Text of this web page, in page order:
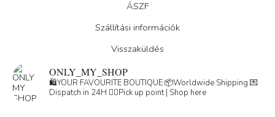
ÁSZF
Szállítási információk
Visszaküldés
ONLY_MY_SHOP
🛍️YOUR FAVOURITE BOUTIQUE📦Worldwide Shipping 💌
Dispatch in 24H 👇🏽Pick up point | Shop here